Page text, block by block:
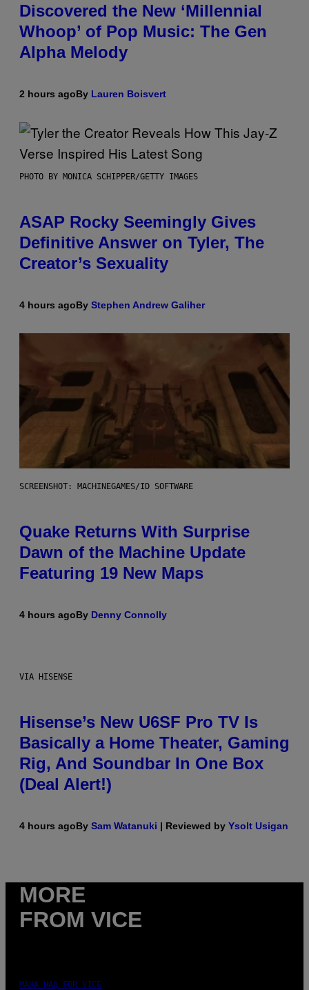
Discovered the New ‘Millennial
Whoop’ of Pop Music: The Gen
Alpha Melody
2 hours agoBy Lauren Boisvert
PHOTO BY MONICA SCHIPPER/GETTY IMAGES
ASAP Rocky Seemingly Gives
Definitive Answer on Tyler, The
Creator’s Sexuality
4 hours agoBy Stephen Andrew Galiher
SCREENSHOT: MACHINEGAMES/ID SOFTWARE
Quake Returns With Surprise
Dawn of the Machine Update
Featuring 19 New Maps
4 hours agoBy Denny Connolly
VIA HISENSE
Hisense’s New U6SF Pro TV Is
Basically a Home Theater, Gaming
Rig, And Soundbar In One Box
(Deal Alert!)
4 hours agoBy Sam Watanuki | Reviewed by Ysolt Usigan
MORE
FROM VICE
MAHA HAQ FOR VICE